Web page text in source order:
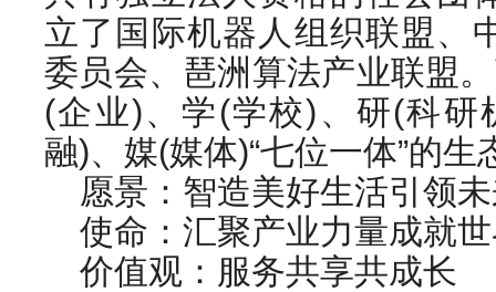
立了国际机器人组织联盟、
委员会、琶洲算法产业联盟
(企业)、学(学校)、研(科
融)、媒(媒体)“七位一体”的生
愿景：智造美好生活引领
使命：汇聚产业力量成就
价值观：服务共享共成长